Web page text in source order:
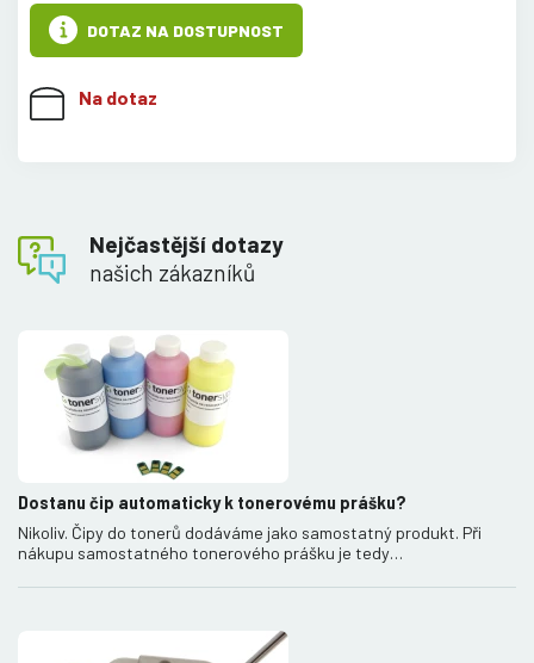
DOTAZ NA DOSTUPNOST
Na dotaz
Nejčastější dotazy
našich zákazníků
Dostanu čip automaticky k tonerovému prášku?
Nikoliv. Čipy do tonerů dodáváme jako samostatný produkt. Při
nákupu samostatného tonerového prášku je tedy…